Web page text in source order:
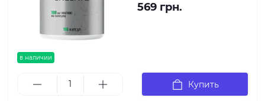
в наличии
569 грн.
Купить